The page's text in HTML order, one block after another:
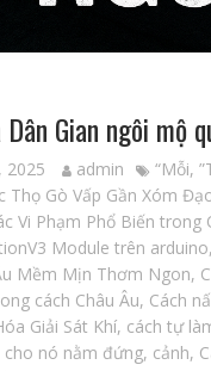
Gian ngôi mộ
2025 admin “Mỗi,
Gò Vấp Gần Xóm
Vi Phạm Phổ Biến
Module trên arduino,
Mềm Mịn Thơm Ngon,
cách Châu Âu, Cách
Giải Sát Khí, cách tự
cho nó nằm đứng, cảnh,